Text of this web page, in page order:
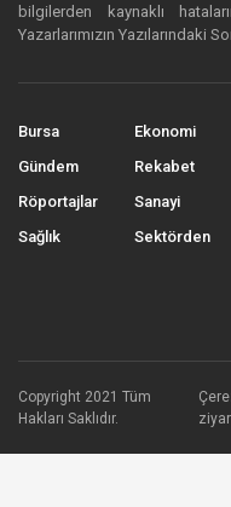
bilgilerden kaynaklı
Yazarlarımızın Yazılarındaki
Bursa
Gündem
Röportajlar
Sağlık
Ekonomi
Rekabet
Sanayi
Sektörden
Copyright 2021 Tüm
Hakları Saklıdır.